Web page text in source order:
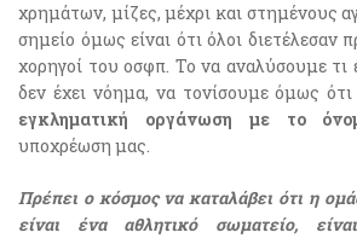
χρημάτων, μίζες, μέχρι και στημένους
σημείο όμως είναι ότι όλοι διετέλεσαν
χορηγοί του οσφπ. Το να αναλύσουμε τι
δεν έχει νόημα, να τονίσουμε όμως ότι
εγκληματική οργάνωση
με το
υποχρέωση μας.
Πρέπει ο κόσμος να καταλάβει ότι η
είναι ένα αθλητικό σωματείο,